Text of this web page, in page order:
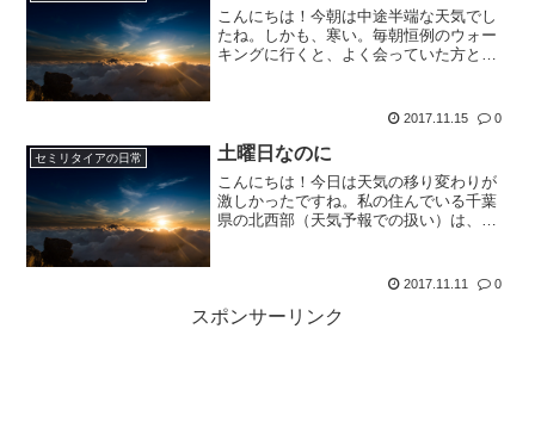
こんにちは！今朝は中途半端な天気でし
たね。しかも、寒い。毎朝恒例のウォー
キングに行くと、よく会っていた方と
くずらすなら可能）のですが、普通の方
2017.11.15 0
セミリタイアの日常 土曜日なのに
こんにちは！今日は天気の移り変わりが
激しかったですね。私の住んでいる千葉
県の北西部（天気予報での扱い）は、昨
っていて、その新人戦ということで、お
2017.11.11 0
スポンサーリンク